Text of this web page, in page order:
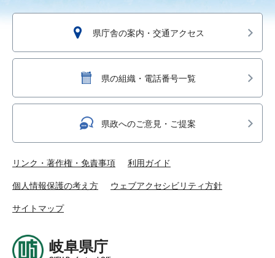
県庁舎の案内・交通アクセス
県の組織・電話番号一覧
県政へのご意見・ご提案
リンク・著作権・免責事項 利用ガイド
個人情報保護の考え方 ウェブアクセシビリティ方針
サイトマップ
岐阜県庁